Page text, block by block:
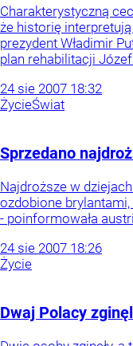
Charakterystyczną
że historię
prezydent Władimir
plan rehabilitacji
24 sie 2007 18:32
ŻycieŚwiat
Sprzedano
Najdroższe w
ozdobione
- poinformowała
24 sie 2007 18:26
Życie
Dwaj Polacy